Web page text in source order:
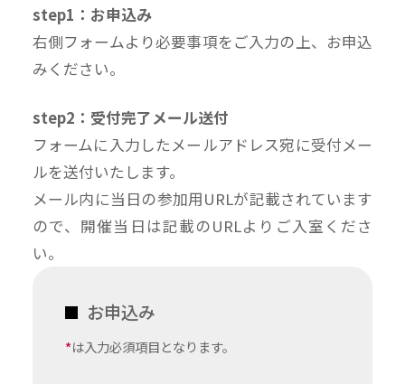
step1：お申込み
右側フォームより必要事項をご入力の上、お申込
みください。
step2：受付完了メール送付
フォームに入力したメールアドレス宛に受付メー
ルを送付いたします。
メール内に当日の参加用URLが記載されています
ので、開催当日は記載のURLよりご入室くださ
い。
お申込み
*は入力必須項目となります。